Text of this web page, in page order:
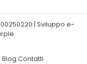
| Sviluppo e-
Blog Contatti